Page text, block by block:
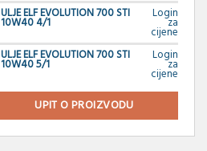
ULJE ELF EVOLUTION 700 STI
10W40 4/1
Login
za
cijene
ULJE ELF EVOLUTION 700 STI
10W40 5/1
Login
za
cijene
UPIT O PROIZVODU